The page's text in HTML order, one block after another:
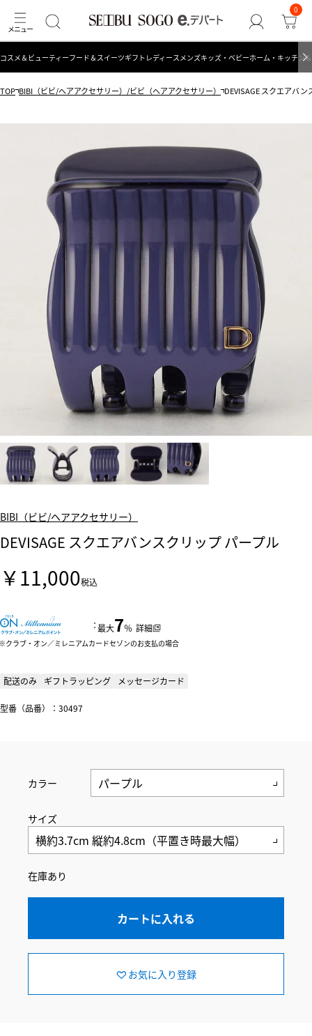
0
コスメ＆ビューティーフード＆スイーツギフト レディース メンズキッズ・ベビーホーム・キッチン
TOP BIBI（ビビ/ヘアアクセサリー）/ビビ（ヘアアクセサリー） DEVISAGE スクエアバ
BIBI（ビビ/ヘアアクセサリー）
DEVISAGE スクエアバンスクリップ パープル
￥11,000税込
：最大7％ 詳細
クラブ・オン／ミレニアムカードセゾンのお支払の場合
配送のみ ギフトラッピング メッセージカード
型番（品番）：30497
カラー
サイズ
在庫あり
カートに入れる
お気に入り登録